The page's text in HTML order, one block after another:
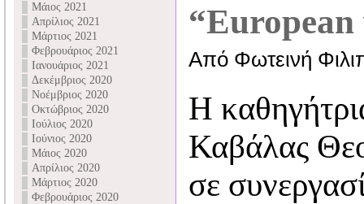
Μάιος 2021
Απρίλιος 2021
Μάρτιος 2021
Φεβρουάριος 2021
Ιανουάριος 2021
Δεκέμβριος 2020
Νοέμβριος 2020
Οκτώβριος 2020
Ιούλιος 2020
Ιούνιος 2020
Μάιος 2020
Απρίλιος 2020
Μάρτιος 2020
Φεβρουάριος 2020
Από Φωτεινή
Η
Καβάλας
σε